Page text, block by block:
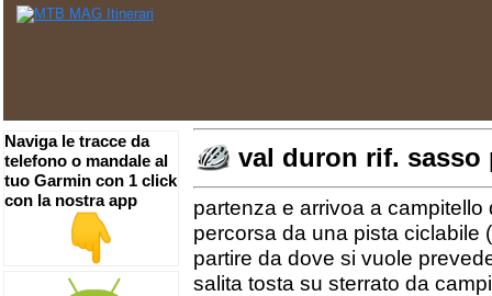
val duron rif. sasso
partenza e arrivoa a
percorsa da una pista ciclabile
partire da dove si vuole
salita tosta su sterrato da
Naviga le tracce da
telefono o mandale al
tuo Garmin con 1 click
con la nostra app